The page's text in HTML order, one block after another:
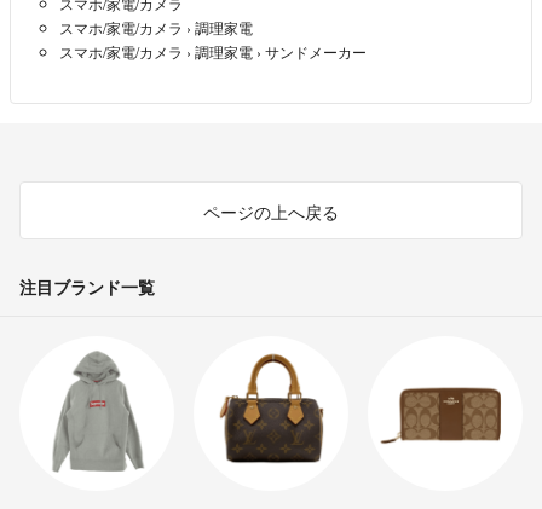
スマホ/家電/カメラ › 調理家電
スマホ/家電/カメラ › 調理家電 › サンドメーカー
ページの上へ戻る
注目ブランド一覧